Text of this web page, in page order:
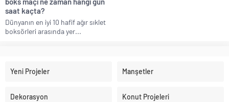
saat kaçta?
Dünyanın en iyi 10 hafif ağır sıklet
boksörleri arasında yer...
Yeni Projeler Manşetler
Dekorasyon Konut Projeleri